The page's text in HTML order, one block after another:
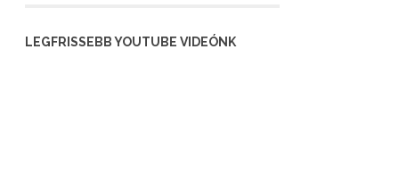
LEGFRISSEBB YOUTUBE VIDEÓNK